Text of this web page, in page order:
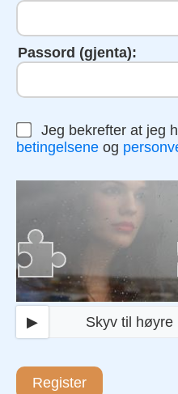
Passord (gjenta):
Jeg bekrefter at jeg
betingelsene og
▶ Skyv til høyre
Register